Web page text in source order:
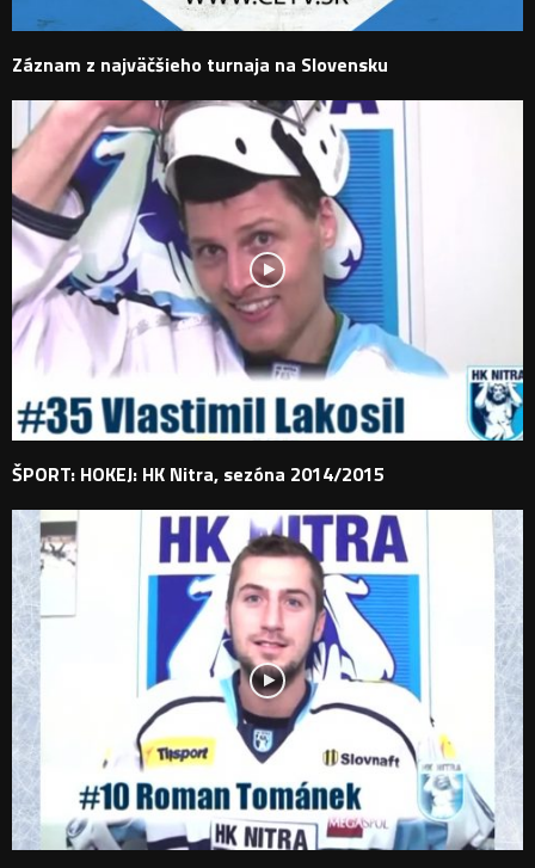
Záznam z najväčšieho turnaja na Slovensku
ŠPORT: HOKEJ: HK Nitra, sezóna 2014/2015